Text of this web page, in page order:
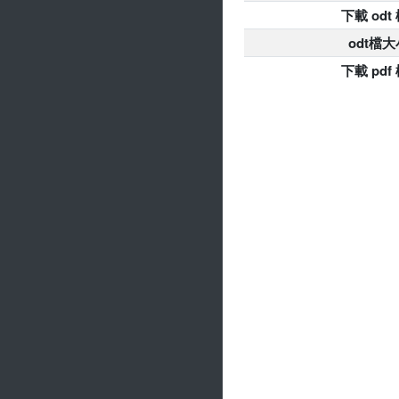
下載 odt
odt檔大
下載 pdf